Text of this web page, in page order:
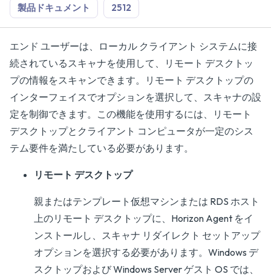
製品ドキュメント 2512
エンド ユーザーは、ローカル クライアント システムに接
続されているスキャナを使用して、リモート デスクトッ
プの情報をスキャンできます。リモート デスクトップの
インターフェイスでオプションを選択して、スキャナの設
定を制御できます。この機能を使用するには、リモート
デスクトップとクライアント コンピュータが一定のシス
テム要件を満たしている必要があります。
リモート デスクトップ
親またはテンプレート仮想マシンまたは RDS ホスト
上のリモート デスクトップに、Horizon Agent をイ
ンストールし、スキャナ リダイレクト セットアップ
オプションを選択する必要があります。Windows デ
スクトップおよび Windows Server ゲスト OS では、